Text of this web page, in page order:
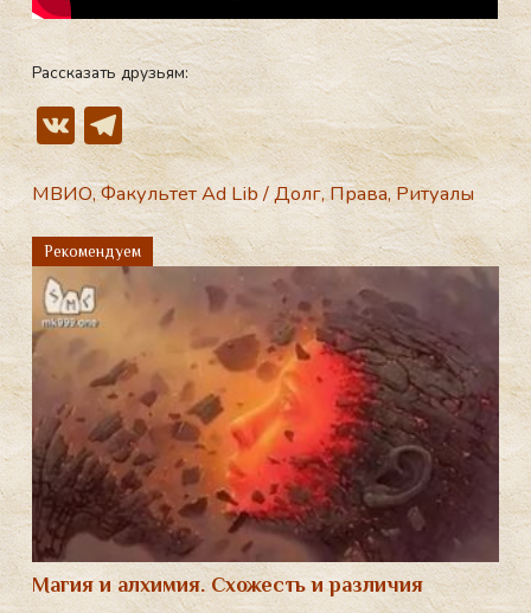
Рассказать друзьям:
V
K
T
el
e
gr
a
m
МВИО,Факультет Ad Lib/Долг,Права,Ритуалы
Рекомендуем
Магия и алхимия. Схожесть и различия